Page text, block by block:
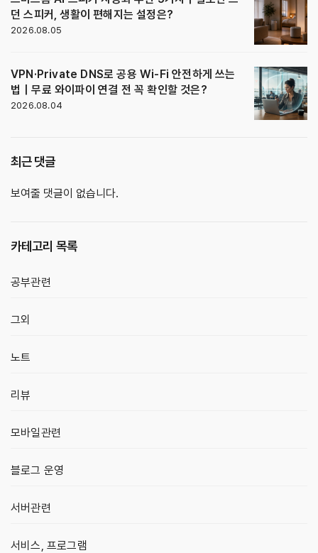
던 스피커, 생활이 편해지는 설정은?
2026.08.05
VPN·Private DNS로 공용 Wi-Fi 안전하게 쓰는
법｜무료 와이파이 연결 전 꼭 확인할 것은?
2026.08.04
최근 댓글
보여줄 댓글이 없습니다.
카테고리 목록
공부관련
그외
노트
리뷰
모바일관련
블로그 운영
서버관련
서비스, 프로그램